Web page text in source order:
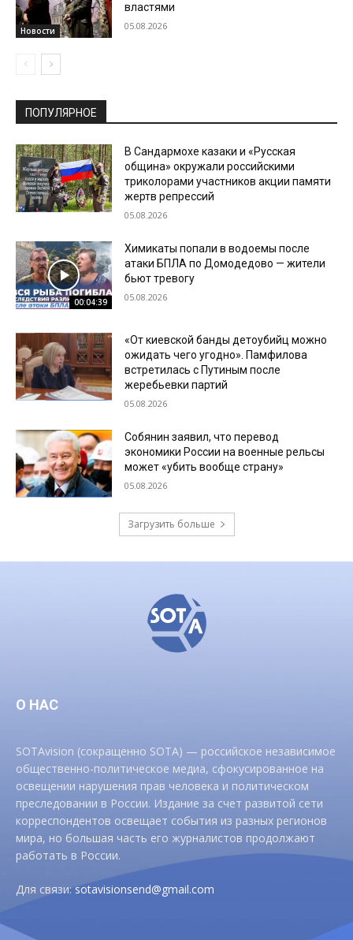
Новости
властями
05.08.2026
ПОПУЛЯРНОЕ
В Сандармохе казаки и «Русская
община» окружали российскими
триколорами участников акции памяти
жертв репрессий
05.08.2026
00:04:39
Химикаты попали в водоемы после
атаки БПЛА по Домодедово — жители
бьют тревогу
05.08.2026
«От киевской банды детоубийц можно
ожидать чего угодно». Памфилова
встретилась с Путиным после
жеребьевки партий
05.08.2026
Собянин заявил, что перевод
экономики России на военные рельсы
может «убить вообще страну»
05.08.2026
Загрузить больше
О НАС
SOTAvision (сокращенно SOTA) — российское независимое
общественно-политическое медиа, сфокусированное на
освещении нарушения прав человека и политическом
преследовании в России. Издание за счет развитой сети
корреспондентов освещает события из разных регионов
мира, но большая часть его журналистов продолжают
работать в России.
Для связи:sotavisionsend@gmail.com